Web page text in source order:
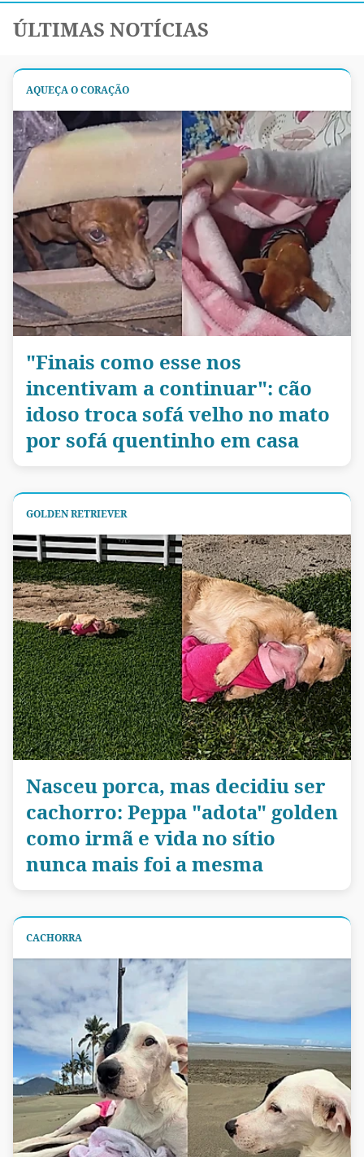
ÚLTIMAS NOTÍCIAS
AQUEÇA O CORAÇÃO
"Finais como esse nos
incentivam a continuar": cão
idoso troca sofá velho no mato
por sofá quentinho em casa
GOLDEN RETRIEVER
Nasceu porca, mas decidiu ser
cachorro: Peppa "adota" golden
como irmã e vida no sítio
nunca mais foi a mesma
CACHORRA